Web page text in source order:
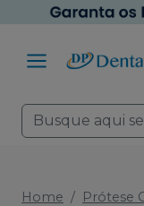
Home Prótese